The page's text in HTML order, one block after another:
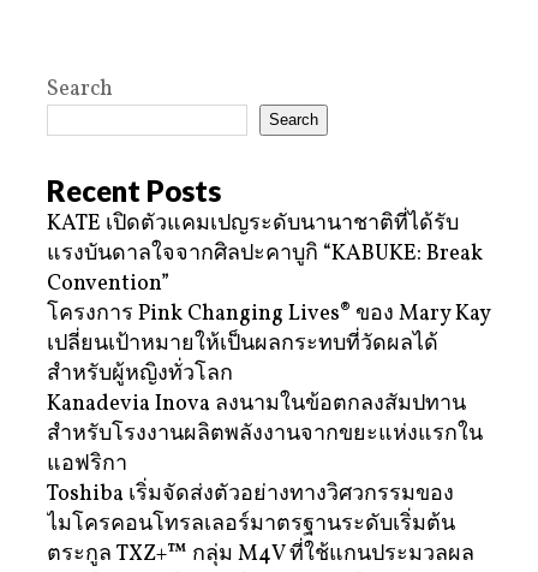
Search
Search
Recent Posts
KATE เปิดตัวแคมเปญระดับนานาชาติที่ได้รับ
แรงบันดาลใจจากศิลปะคาบูกิ “KABUKE: Break
Convention”
โครงการ Pink Changing Lives® ของ Mary Kay
เปลี่ยนเป้าหมายให้เป็นผลกระทบที่วัดผลได้
สำหรับผู้หญิงทั่วโลก
Kanadevia Inova ลงนามในข้อตกลงสัมปทาน
สำหรับโรงงานผลิตพลังงานจากขยะแห่งแรกใน
แอฟริกา
Toshiba เริ่มจัดส่งตัวอย่างทางวิศวกรรมของ
ไมโครคอนโทรลเลอร์มาตรฐานระดับเริ่มต้น
ตระกูล TXZ+™ กลุ่ม M4V ที่ใช้แกนประมวลผล